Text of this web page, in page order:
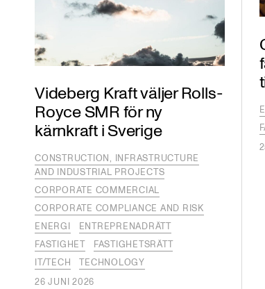
Videberg Kraft väljer Rolls-
Royce SMR för ny
kärnkraft i Sverige
CONSTRUCTION, INFRASTRUCTURE
AND INDUSTRIAL PROJECTS
CORPORATE COMMERCIAL
CORPORATE COMPLIANCE AND RISK
ENERGI
ENTREPRENADRÄTT
FASTIGHET
FASTIGHETSRÄTT
IT/TECH
TECHNOLOGY
26 JUNI 2026